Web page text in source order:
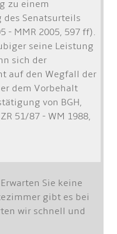
zu einem
Senatsurteils
- MMR 2005, 597 ff).
seine Leistung
sich der
auf den Wegfall der
dem Vorbehalt
von BGH,
51/87 - WM 1988,
Sie keine
gibt es bei
wir schnell und